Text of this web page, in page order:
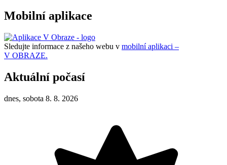
Mobilní aplikace
Sledujte informace z našeho webu v mobilní aplikaci –
V OBRAZE.
Aktuální počasí
dnes, sobota 8. 8. 2026